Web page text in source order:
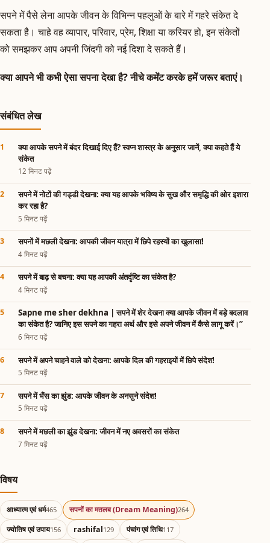
सपने में पैसे लेना आपके जीवन के विभिन्न पहलुओं के बारे में गहरे संकेत दे
सकता है। चाहे वह व्यापार, परिवार, प्रेम, शिक्षा या करियर हो, इन संकेतों
को समझकर आप अपनी जिंदगी को नई दिशा दे सकते हैं।
क्या आपने भी कभी ऐसा सपना देखा है? नीचे कमेंट करके हमें जरूर बताएं।
संबंधित लेख
क्या आपके सपने में बंदर दिखाई दिए हैं? स्वप्न शास्त्र के अनुसार जानें, क्या कहते हैं ये
संकेत
12 मिनट पढ़ें
सपने में नोटों की गड्डी देखना: क्या यह आपके भविष्य के सुख और समृद्धि की ओर इशारा
कर रहा है?
5 मिनट पढ़ें
सपनों में मछली देखना: आपकी जीवन यात्रा में छिपे रहस्यों का खुलासा!
4 मिनट पढ़ें
सपने में बाढ़ से बचना: क्या यह आपकी अंतर्दृष्टि का संकेत है?
4 मिनट पढ़ें
Sapne me sher dekhna | सपने में शेर देखना क्या आपके जीवन में बड़े बदलाव
का संकेत है? जानिए इस सपने का गहरा अर्थ और इसे अपने जीवन में कैसे लागू करें।”
6 मिनट पढ़ें
सपने में अपने चाहने वाले को देखना: आपके दिल की गहराइयों में छिपे संदेश!
5 मिनट पढ़ें
सपने में भैंस का झुंड: आपके जीवन के अनसुने संदेश!
5 मिनट पढ़ें
सपने में मछली का झुंड देखना: जीवन में नए अवसरों का संकेत
7 मिनट पढ़ें
विषय
आध्यात्म एवं धर्म465 सपनों का मतलब (Dream Meaning)264
ज्योतिष एवं उपाय156 rashifal129 पंचांग एवं तिथि117